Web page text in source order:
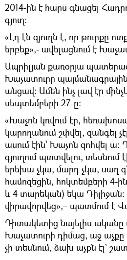
2014-ին է հարս գնացել
գյուղ։
«Էդ էն գյուղն է, որ թուրքը
երբեք»,- ավելացնում է
Ապրիլյան քառօրյա
Խաչատուրը պայմանագրային
անցավ։ Ամեն ինչ լավ էր
սեպտեմբերի 27-ը։
«Խաչոն կռվում էր,
կարողանում շփվել, զանգել
ասում էին՝ Խաչոն զոհվել ա։
գյուղում պտտվելու, տեսնում
երեխա չկա, մարդ չկա, սաղ
համոզեցին, հոկտեմբերի 4-
և 4 տարեկան) եկա
վիրավորվեց»,– պատմում է
Դիտակետից նայելիս ականը
Խաչատուրի դիմաց, աջ
չի տեսնում, ձախ աչքն էլ` շատ